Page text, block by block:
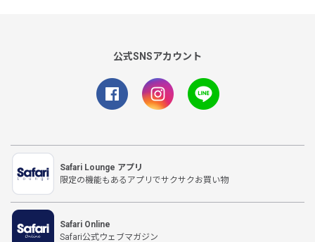
公式SNSアカウント
Safari Lounge アプリ
限定の機能もあるアプリでサクサクお買い物
Safari Online
Safari公式ウェブマガジン